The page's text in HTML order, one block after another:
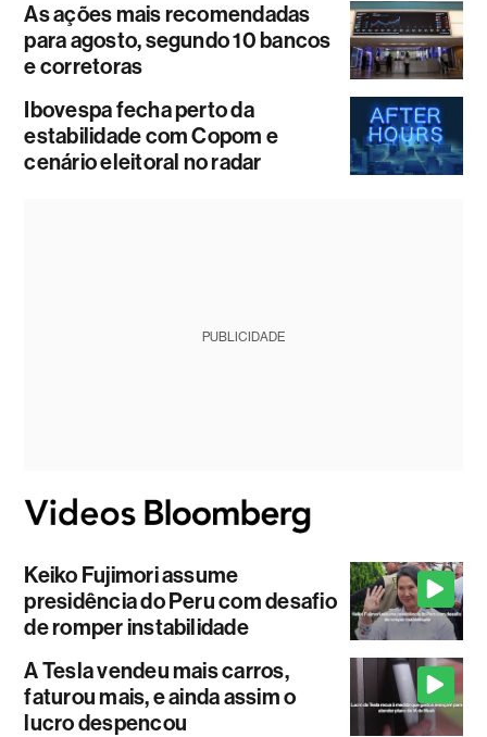
As ações mais recomendadas
para agosto, segundo 10 bancos
e corretoras
Ibovespa fecha perto da
estabilidade com Copom e
cenário eleitoral no radar
PUBLICIDADE
Keiko Fujimori assume
presidência do Peru com desafio
de romper instabilidade
A Tesla vendeu mais carros,
faturou mais, e ainda assim o
lucro despencou